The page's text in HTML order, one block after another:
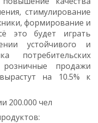
стимулирование
формирование и
это будет играть
устойчивого и
потребительских
продажи
на 10.5% к
200.000 чел